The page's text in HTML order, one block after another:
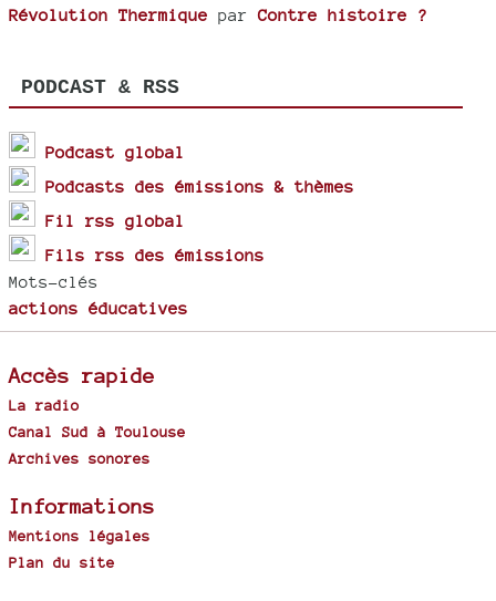
Révolution Thermique parContre histoire ?
PODCAST & RSS
Podcast global
Podcasts des émissions & thèmes
Fil rss global
Fils rss des émissions
Mots-clés
actions éducatives
Accès rapide
La radio
Canal Sud à Toulouse
Archives sonores
Informations
Mentions légales
Plan du site